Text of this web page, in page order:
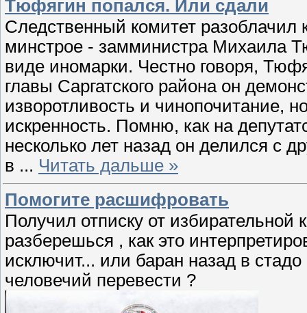
Тюфягин попался. Или сдали
Следственный комитет
минстрое - замминистра Михаила
виде иномарки. Честно говоря,
главы Саргатского района он
изворотливость и чинопочитание,
искренность. Помню, как на
несколько лет назад он делился с
в ... Читать дальше »
Помогите расшифровать
Получил отписку от
разберешься , как это
исключит... или баран назад в
человечий перевести ?